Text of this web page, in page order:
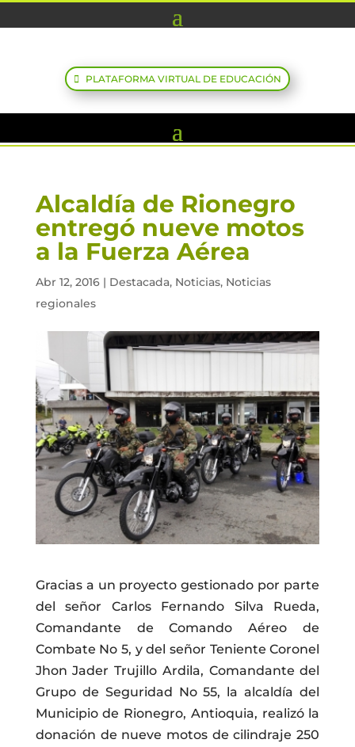
PLATAFORMA VIRTUAL DE EDUCACIÓN
Alcaldía de Rionegro
entregó nueve motos
a la Fuerza Aérea
Abr 12, 2016| Destacada, Noticias, Noticias
regionales
Gracias a un proyecto gestionado por parte
del señor Carlos Fernando Silva Rueda,
Comandante de Comando Aéreo de
Combate No 5, y del señor Teniente Coronel
Jhon Jader Trujillo Ardila, Comandante del
Grupo de Seguridad No 55, la alcaldía del
Municipio de Rionegro, Antioquia, realizó la
donación de nueve motos de cilindraje 250